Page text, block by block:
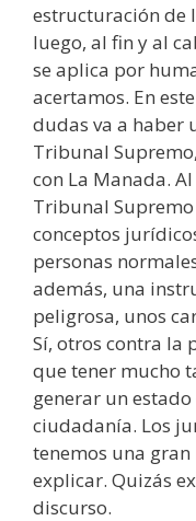
estructuración de
luego, al fin y al
se aplica por
acertamos. En
dudas va a haber
Tribunal
con La Manada.
Tribunal
conceptos
personas
además, una
peligrosa, unos
Sí, otros contra la
que tener mucho
generar un
ciudadanía. Los
tenemos una
explicar. Quizás
discurso.